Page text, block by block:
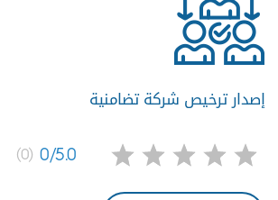
إصدار ترخيص شركة تضامنية
0/5.0
(0)